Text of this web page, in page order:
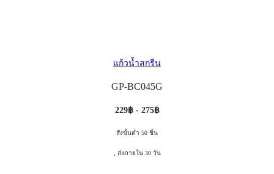
แก้วน้ำสกรีน
GP-BC045G
229฿ - 275฿
สั่งขั้นต่ำ 50 ชิ้น
, ส่งภายใน 30 วัน